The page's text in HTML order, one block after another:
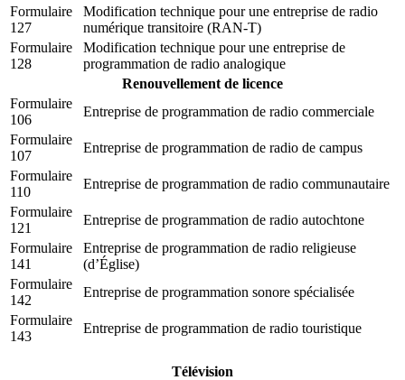
Formulaire
127
Modification technique pour une entreprise de radio
numérique transitoire (RAN-T)
Formulaire
128
Modification technique pour une entreprise de
programmation de radio analogique
Renouvellement de licence
Formulaire
106
Entreprise de programmation de radio commerciale
Formulaire
107
Entreprise de programmation de radio de campus
Formulaire
110
Entreprise de programmation de radio communautaire
Formulaire
121
Entreprise de programmation de radio autochtone
Formulaire
141
Entreprise de programmation de radio religieuse
(d’Église)
Formulaire
142
Entreprise de programmation sonore spécialisée
Formulaire
143
Entreprise de programmation de radio touristique
Télévision